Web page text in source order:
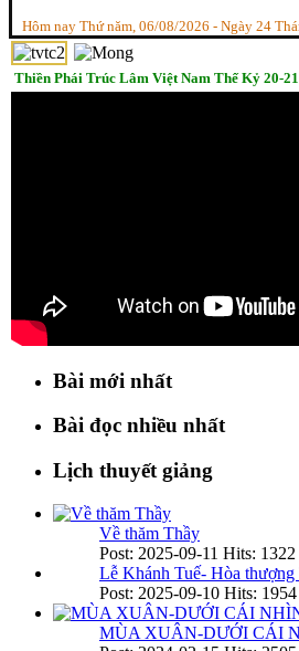
Hôm nay Thứ năm, 06/08/2026 - Ngày 24
Thiền Phái Trúc Lâm Việt Nam Thế Kỷ 20-21
Bài mới nhất
Bài đọc nhiều nhất
Lịch thuyết giảng
Về thăm Thầy
Post: 2025-09-11 Hits: 1322
Lễ Khánh Tuế- Hòa
Post: 2025-09-10 Hits: 1954
MÙA XUÂN-DƯỚI CÁI